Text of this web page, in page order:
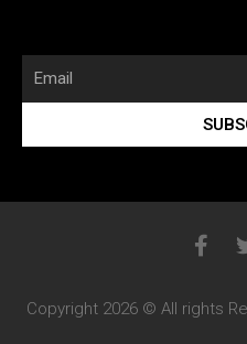
Copyright 2026 © All rights